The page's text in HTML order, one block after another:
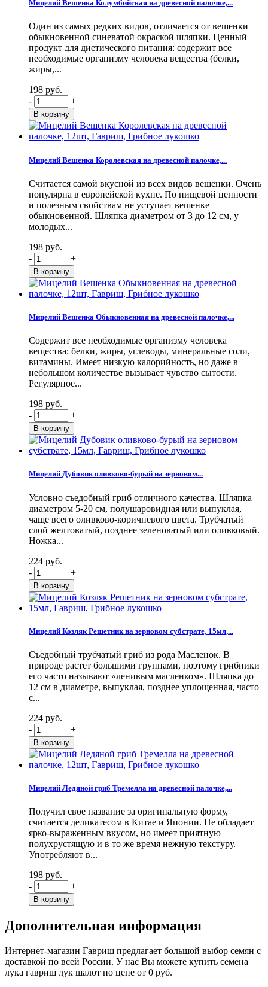
Мицелий Вешенка Колумбийская на древесной палочке,...
Один из самых редких видов, отличается от вешенки
обыкновенной синеватой окраской шляпки. Ценный
продукт для диетического питания: содержит все
необходимые организму человека вещества (белки,
жиры,...
198 руб.
-
+
Мицелий Вешенка Королевская на древесной палочке,...
Считается самой вкусной из всех видов вешенки. Очень
популярна в европейской кухне. По пищевой ценности
и полезным свойствам не уступает вешенке
обыкновенной. Шляпка диаметром от 3 до 12 см, у
молодых...
198 руб.
-
+
Мицелий Вешенка Обыкновенная на древесной палочке,...
Содержит все необходимые организму человека
вещества: белки, жиры, углеводы, минеральные соли,
витамины. Имеет низкую калорийность, но даже в
небольшом количестве вызывает чувство сытости.
Регулярное...
198 руб.
-
+
Мицелий Дубовик оливково-бурый на зерновом...
Условно съедобный гриб отличного качества. Шляпка
диаметром 5-20 см, полушаровидная или выпуклая,
чаще всего оливково-коричневого цвета. Трубчатый
слой желтоватый, позднее зеленоватый или оливковый.
Ножка...
224 руб.
-
+
Мицелий Козляк Решетник на зерновом субстрате, 15мл,...
Съедобный трубчатый гриб из рода Масленок. В
природе растет большими группами, поэтому грибники
его часто называют «ленивым масленком». Шляпка до
12 см в диаметре, выпуклая, позднее уплощенная, часто
с...
224 руб.
-
+
Мицелий Ледяной гриб Тремелла на древесной палочке,...
Получил свое название за оригинальную форму,
считается деликатесом в Китае и Японии. Не обладает
ярко-выраженным вкусом, но имеет приятную
полухрустящую и в то же время нежную текстуру.
Употребляют в...
198 руб.
-
+
Дополнительная информация
Интернет-магазин Гавриш предлагает большой выбор семян с
доставкой по всей России. У нас Вы можете купить семена
лука гавриш лук шалот по цене от 0 руб.